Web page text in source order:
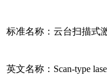
标准名称：云台扫描式
英文名称：Scan-type